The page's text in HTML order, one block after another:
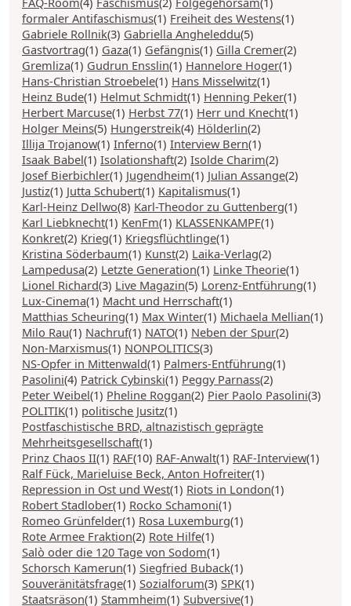
formaler Antifaschismus(1) Freiheit des Westens(1)
Gabriele Rollnik(3) Gabriella Angheleddu(5)
Gastvortrag(1) Gaza(1) Gefängnis(1) Gilla Cremer(2)
Gremliza(1) Gudrun Ensslin(1) Hannelore Hoger(1)
Hans-Christian Stroebele(1) Hans Misselwitz(1)
Heinz Bude(1) Helmut Schmidt(1) Henning Peker(1)
Herbert Marcuse(1) Herbst 77(1) Herr und Knecht(1)
Holger Meins(5) Hungerstreik(4) Hölderlin(2)
Illija Trojanow(1) Inferno(1) Interview Bern(1)
Isaak Babel(1) Isolationshaft(2) Isolde Charim(2)
Josef Bierbichler(1) Jugendheim(1) Julian Assange(2)
Justiz(1) Jutta Schubert(1) Kapitalismus(1)
Karl-Heinz Dellwo(8) Karl-Theodor zu Guttenberg(1)
Karl Liebknecht(1) KenFm(1) KLASSENKAMPF(1)
Konkret(2) Krieg(1) Kriegsflüchtlinge(1)
Kristina Söderbaum(1) Kunst(2) Laika-Verlag(2)
Lampedusa(2) Letzte Generation(1) Linke Theorie(1)
Lionel Richard(3) Live Magazin(5) Lorenz-Entführung(1)
Lux-Cinema(1) Macht und Herrschaft(1)
Matthias Scheuring(1) Max Winter(1) Michaela Mellian(1)
Milo Rau(1) Nachruf(1) NATO(1) Neben der Spur(2)
Non-Marxismus(1) NONPOLITICS(3)
NS-Opfer in Mittenwald(1) Palmers-Entführung(1)
Pasolini(4) Patrick Cybinski(1) Peggy Parnass(2)
Peter Weibel(1) Pheline Roggan(2) Pier Paolo Pasolini(3)
POLITIK(1) politische Jusitz(1)
Postfaschistische BRD, altnazistisch geprägte
Mehrheitsgesellschaft(1)
Prinz Chaos II(1) RAF(10) RAF-Anwalt(1) RAF-Interview(1)
Ralf Fück, Marieluise Beck, Anton Hofreiter(1)
Repression in Ost und West(1) Riots in London(1)
Robert Stadlober(1) Rocko Schamoni(1)
Romeo Grünfelder(1) Rosa Luxemburg(1)
Rote Armee Fraktion(2) Rote Hilfe(1)
Salò oder die 120 Tage von Sodom(1)
Schorsch Kamerun(1) Siegfried Buback(1)
Souveränitätsfrage(1) Sozialforum(3) SPK(1)
Staatsräson(1) Stammheim(1) Subversive(1)